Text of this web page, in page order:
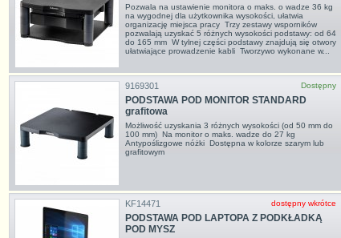
Pozwala na ustawienie monitora o maks. o wadze 36 kg
na wygodnej dla użytkownika wysokości, ułatwia
organizację miejsca pracy Trzy zestawy wsporników
pozwalają uzyskać 5 różnych wysokości podstawy: od 64
do 165 mm W tylnej części podstawy znajdują się otwory
ułatwiające prowadzenie kabli Tworzywo wykonane w...
Dostępny
9169301
PODSTAWA POD MONITOR STANDARD
grafitowa
Możliwość uzyskania 3 różnych wysokości (od 50 mm do
100 mm) Na monitor o maks. wadze do 27 kg
Antypoślizgowe nóżki Dostępna w kolorze szarym lub
grafitowym
dostępny wkrótce
KF14471
PODSTAWA POD LAPTOPA Z PODKŁADKĄ
POD MYSZ